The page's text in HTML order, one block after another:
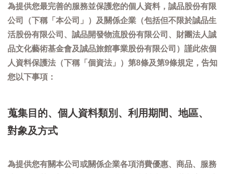
為提供您最完善的服務並保護您的個人資料，誠品股份有限
公司（下稱「本公司」）及關係企業（包括但不限於誠品生
活股份有限公司、誠品開發物流股份有限公司、財團法人誠
品文化藝術基金會及誠品旅館事業股份有限公司）謹此依個
人資料保護法（下稱「個資法」）第8條及第9條規定，告知
您以下事項：
蒐集目的、個人資料類別、利用期間、地區、
對象及方式
為提供您有關本公司或關係企業各項消費優惠、商品、服務